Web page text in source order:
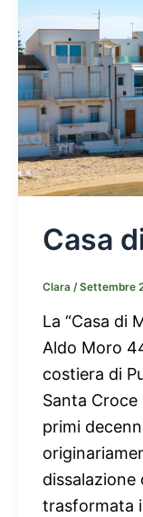
Casa
Clara /Settembre
La “Casa di
Aldo Moro
costiera di
Santa
primi
dissalazione
trasformata